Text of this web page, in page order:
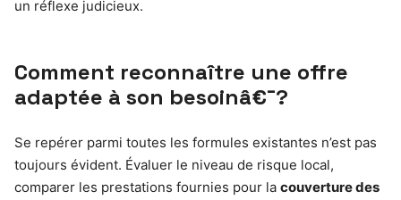
un réflexe judicieux.
Comment reconnaître une offre
adaptée à son besoinâ€¯?
Se repérer parmi toutes les formules existantes n’est pas
toujours évident. Évaluer le niveau de risque local,
comparer les prestations fournies pour la couverture des